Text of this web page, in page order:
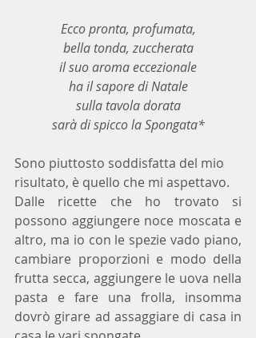
Ecco pronta, profumata,
bella tonda, zuccherata
il suo aroma eccezionale
ha il sapore di Natale
sulla tavola dorata
sarà di spicco la Spongata*
Sono piuttosto soddisfatta del mio
risultato, è quello che mi aspettavo.
Dalle ricette che ho trovato si
possono aggiungere noce moscata e
altro, ma io con le spezie vado piano,
cambiare proporzioni e modo della
frutta secca, aggiungere le uova nella
pasta e fare una frolla, insomma
dovrò girare ad assaggiare di casa in